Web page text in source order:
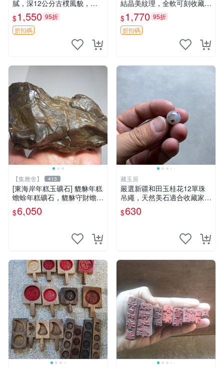
膩，深12公分古樸風貌，適
合作為盆栽或裝飾品，天然風
化獨具韻味。 老物件 盆器 裝
飾品
$1,550 95折
折扣碼
結晶美紋理，全軟可刻收藏佳
品 篆刻 限量版
$1,770 95折
折扣碼
【集雅舍】 413
[東海岸年糕玉礦石] 貔貅年糕
蟾蜍年糕礦石，貔貅守財蟾蜍
富，年糕如玉富贵來，主富貴
如意福壽康寧大吉!重520公克
$6,050
藏玉居
嚴選新疆和田玉桂花12單珠
吊繩，天然美石適合收藏家。
48元超值特惠！ 桂花 石頭 和
田玉
$630